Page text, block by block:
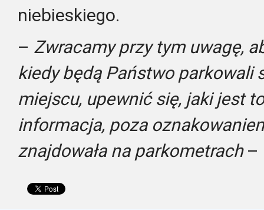
niebieskiego.
– Zwracamy przy tym uwagę,
kiedy będą Państwo parkowali
miejscu, upewnić się, jaki jest
informacja, poza
znajdowała na parkometrach–